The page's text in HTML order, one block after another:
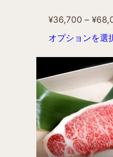
¥36,700 – ¥
オプションを選